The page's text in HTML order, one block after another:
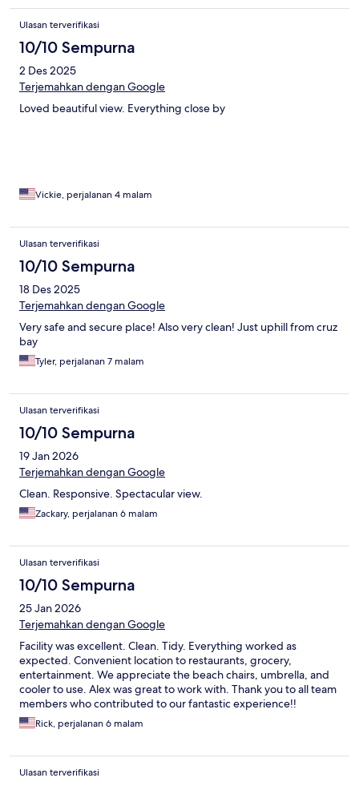
Ulasan terverifikasi
10/10 Sempurna
2 Des 2025
Terjemahkan dengan Google
Loved beautiful view. Everything close by
Vickie, perjalanan 4 malam
Ulasan terverifikasi
10/10 Sempurna
18 Des 2025
Terjemahkan dengan Google
Very safe and secure place! Also very clean! Just uphill from cruz
bay
Tyler, perjalanan 7 malam
Ulasan terverifikasi
10/10 Sempurna
19 Jan 2026
Terjemahkan dengan Google
Clean. Responsive. Spectacular view.
Zackary, perjalanan 6 malam
Ulasan terverifikasi
10/10 Sempurna
25 Jan 2026
Terjemahkan dengan Google
Facility was excellent. Clean. Tidy. Everything worked as
expected. Convenient location to restaurants, grocery,
entertainment. We appreciate the beach chairs, umbrella, and
cooler to use. Alex was great to work with. Thank you to all team
members who contributed to our fantastic experience!!
Rick, perjalanan 6 malam
Ulasan terverifikasi